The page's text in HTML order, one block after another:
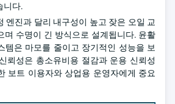
니다.
엔진과 달리 내구성이 높고 잦은 오일 교
며 수명이 긴 방식으로 설계됩니다. 윤활
템은 마모를 줄이고 장기적인 성능을 보
뢰성은 총소유비용 절감과 운용 신뢰성
보트 이용자와 상업용 운영자에게 중요